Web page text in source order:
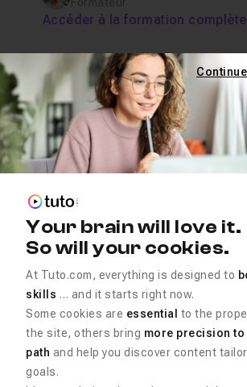
Accéder à la formation complète